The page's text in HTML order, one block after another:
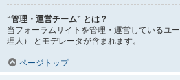
“管理・運営チーム” とは？
当フォーラムサイトを管理・運営しているユ
理人） とモデレータが含まれます。
ページトップ